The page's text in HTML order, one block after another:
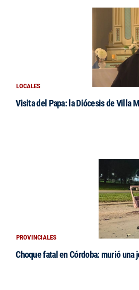
LOCALES
Visita del Papa: la Diócesis de Villa
PROVINCIALES
Choque fatal en Córdoba: murió una